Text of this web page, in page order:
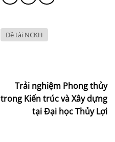
Đề tài NCKH
Trải nghiệm Phong thủy
trong Kiến trúc và Xây dựng
tại Đại học Thủy Lợi